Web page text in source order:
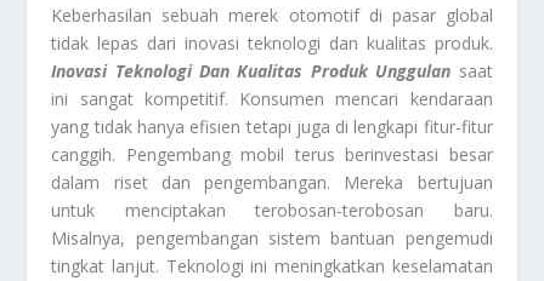
Keberhasilan sebuah merek otomotif di pasar global
tidak lepas dari inovasi teknologi dan kualitas produk.
Inovasi Teknologi Dan Kualitas Produk Unggulan saat
ini sangat kompetitif. Konsumen mencari kendaraan
yang tidak hanya efisien tetapi juga di lengkapi fitur-fitur
canggih. Pengembang mobil terus berinvestasi besar
dalam riset dan pengembangan. Mereka bertujuan
untuk menciptakan terobosan-terobosan baru.
Misalnya, pengembangan sistem bantuan pengemudi
tingkat lanjut. Teknologi ini meningkatkan keselamatan